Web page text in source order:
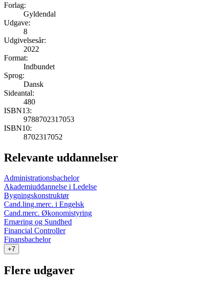
Forlag:
Gyldendal
Udgave:
8
Udgivelsesår:
2022
Format:
Indbundet
Sprog:
Dansk
Sideantal:
480
ISBN13:
9788702317053
ISBN10:
8702317052
Relevante uddannelser
Administrationsbachelor
Akademiuddannelse i Ledelse
Bygningskonstruktør
Cand.ling.merc. i Engelsk
Cand.merc. Økonomistyring
Ernæring og Sundhed
Financial Controller
Finansbachelor
+7
Flere udgaver